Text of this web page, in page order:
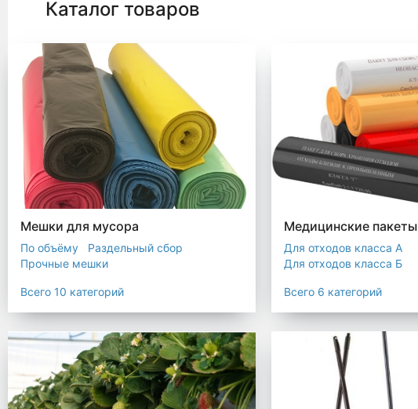
Каталог товаров
Мешки для мусора
По объёму
Раздельный сбор
Прочные мешки
Мешки для евроконтейнера
Мешки с ушками
Прозрачные мешки
Мешки строительные
Мешок для листьев
Всего 10 категорий
Медицинские пакеты
Для отходов класса А
Для отходов класса Б
Для отходов класса Г
Для отходов класса Д
Всего 6 категорий